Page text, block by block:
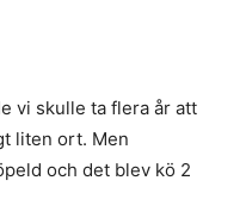
vi skulle ta flera år att
liten ort. Men
och det blev kö 2